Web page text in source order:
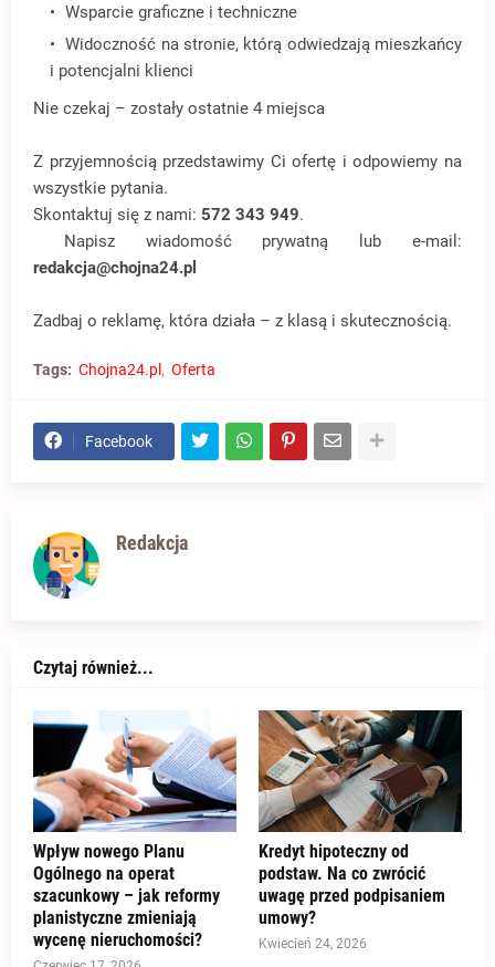
Wsparcie graficzne i techniczne
Widoczność na stronie, którą odwiedzają mieszkańcy
i potencjalni klienci
Nie czekaj – zostały ostatnie 4 miejsca
Z przyjemnością przedstawimy Ci ofertę i odpowiemy na
wszystkie pytania.
Skontaktuj się z nami: 572 343 949.
Napisz wiadomość prywatną lub e-mail:
redakcja@chojna24.pl
Zadbaj o reklamę, która działa – z klasą i skutecznością.
Tags: Chojna24.pl Oferta
Facebook
Redakcja
Czytaj również...
Wpływ nowego Planu
Ogólnego na operat
szacunkowy – jak reformy
planistyczne zmieniają
wycenę nieruchomości?
Kredyt hipoteczny od
podstaw. Na co zwrócić
uwagę przed podpisaniem
umowy?
Kwiecień 24, 2026